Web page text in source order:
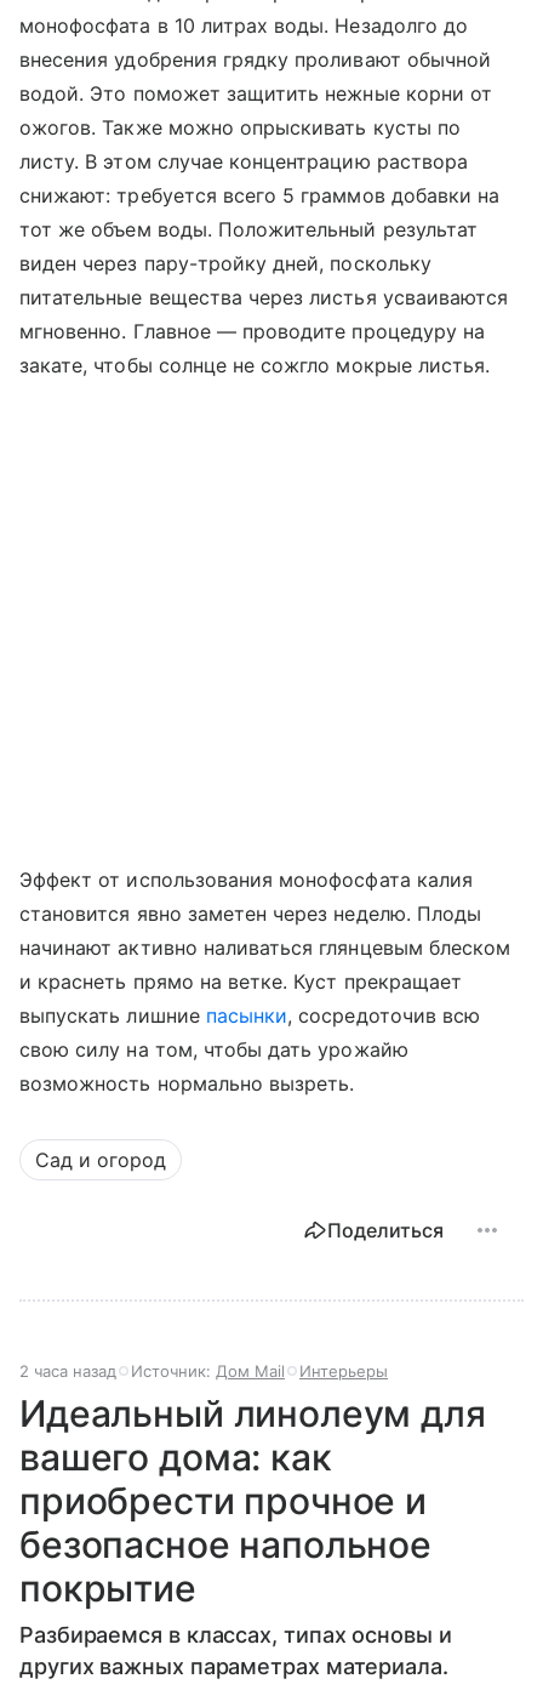
монофосфата в 10 литрах воды. Незадолго до
внесения удобрения грядку проливают обычной
водой. Это поможет защитить нежные корни от
ожогов. Также можно опрыскивать кусты по
листу. В этом случае концентрацию раствора
снижают: требуется всего 5 граммов добавки на
тот же объем воды. Положительный результат
виден через пару-тройку дней, поскольку
питательные вещества через листья усваиваются
мгновенно. Главное — проводите процедуру на
закате, чтобы солнце не сожгло мокрые листья.
Эффект от использования монофосфата калия
становится явно заметен через неделю. Плоды
начинают активно наливаться глянцевым блеском
и краснеть прямо на ветке. Куст прекращает
выпускать лишние пасынки, сосредоточив всю
свою силу на том, чтобы дать урожайю
возможность нормально вызреть.
Сад и огород
Поделиться
2 часа назад Источник: Дом Mail Интерьеры
Идеальный линолеум для
вашего дома: как
приобрести прочное и
безопасное напольное
покрытие
Разбираемся в классах, типах основы и
других важных параметрах материала.